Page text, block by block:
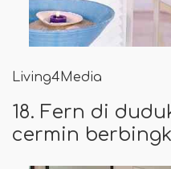
Living4Media
18. Fern di
cermin